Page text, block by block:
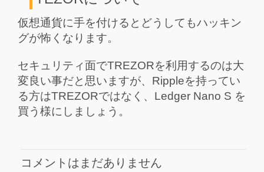
仮想通貨に手を付けるとどうしてもハッキン
グが怖くなります。
セキュリティ面でTREZORを利用するのは大
変良い事だと思いますが、Rippleを持ってい
る方はTREZORではなく、Ledger Nano S を
買う様にしましょう。
コメントはまだありません